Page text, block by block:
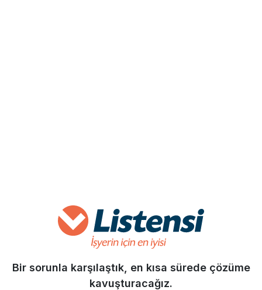
Bir sorunla karşılaştık, en kısa sürede çözüme
kavuşturacağız.